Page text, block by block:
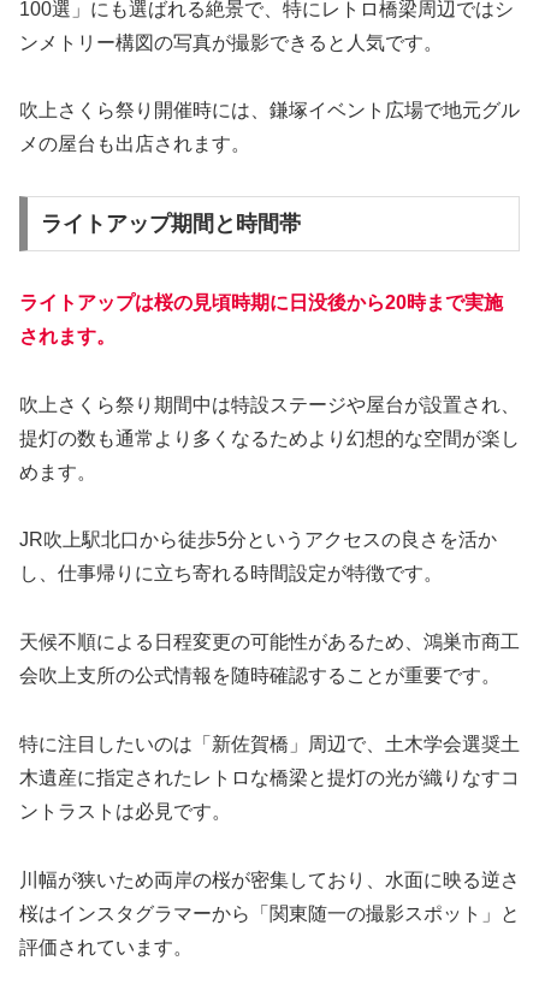
100選」にも選ばれる絶景で、特にレトロ橋梁周辺ではシ
ンメトリー構図の写真が撮影できると人気です。
吹上さくら祭り開催時には、鎌塚イベント広場で地元グル
メの屋台も出店されます。
ライトアップ期間と時間帯
ライトアップは桜の見頃時期に日没後から20時まで実施
されます。
吹上さくら祭り期間中は特設ステージや屋台が設置され、
提灯の数も通常より多くなるためより幻想的な空間が楽し
めます。
JR吹上駅北口から徒歩5分というアクセスの良さを活か
し、仕事帰りに立ち寄れる時間設定が特徴です。
天候不順による日程変更の可能性があるため、鴻巣市商工
会吹上支所の公式情報を随時確認することが重要です。
特に注目したいのは「新佐賀橋」周辺で、土木学会選奨土
木遺産に指定されたレトロな橋梁と提灯の光が織りなすコ
ントラストは必見です。
川幅が狭いため両岸の桜が密集しており、水面に映る逆さ
桜はインスタグラマーから「関東随一の撮影スポット」と
評価されています。